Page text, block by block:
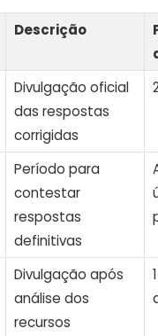
Descrição
Divulgação oficial
das respostas
corrigidas
Período para
contestar
respostas
definitivas
Divulgação após
análise dos
recursos